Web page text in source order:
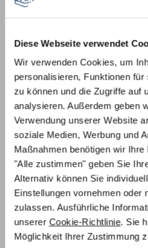
personalisieren, Funktionen für
zu können und die Zugriffe auf
analysieren. Außerdem geben
Verwendung unserer Website
soziale Medien, Werbung und
Maßnahmen benötigen wir Ihre
"Alle zustimmen" geben Sie
Alternativ können Sie
Einstellungen vornehmen oder
zulassen. Ausführliche
unsererCookie-Richtlinie. Sie
Möglichkeit Ihrer Zustimmung
Komfort Kaltschaum